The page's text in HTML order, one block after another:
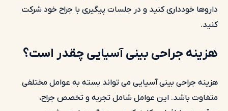
داروها خودداری کنید و در جلسات پیگیری با جراح خود شرکت
کنید.
هزینه جراحی بینی آسیایی چقدر است؟
هزینه جراحی بینی آسیایی می تواند بسته به عوامل مختلفی
متفاوت باشد. این عوامل شامل تجربه و تخصص جراح،